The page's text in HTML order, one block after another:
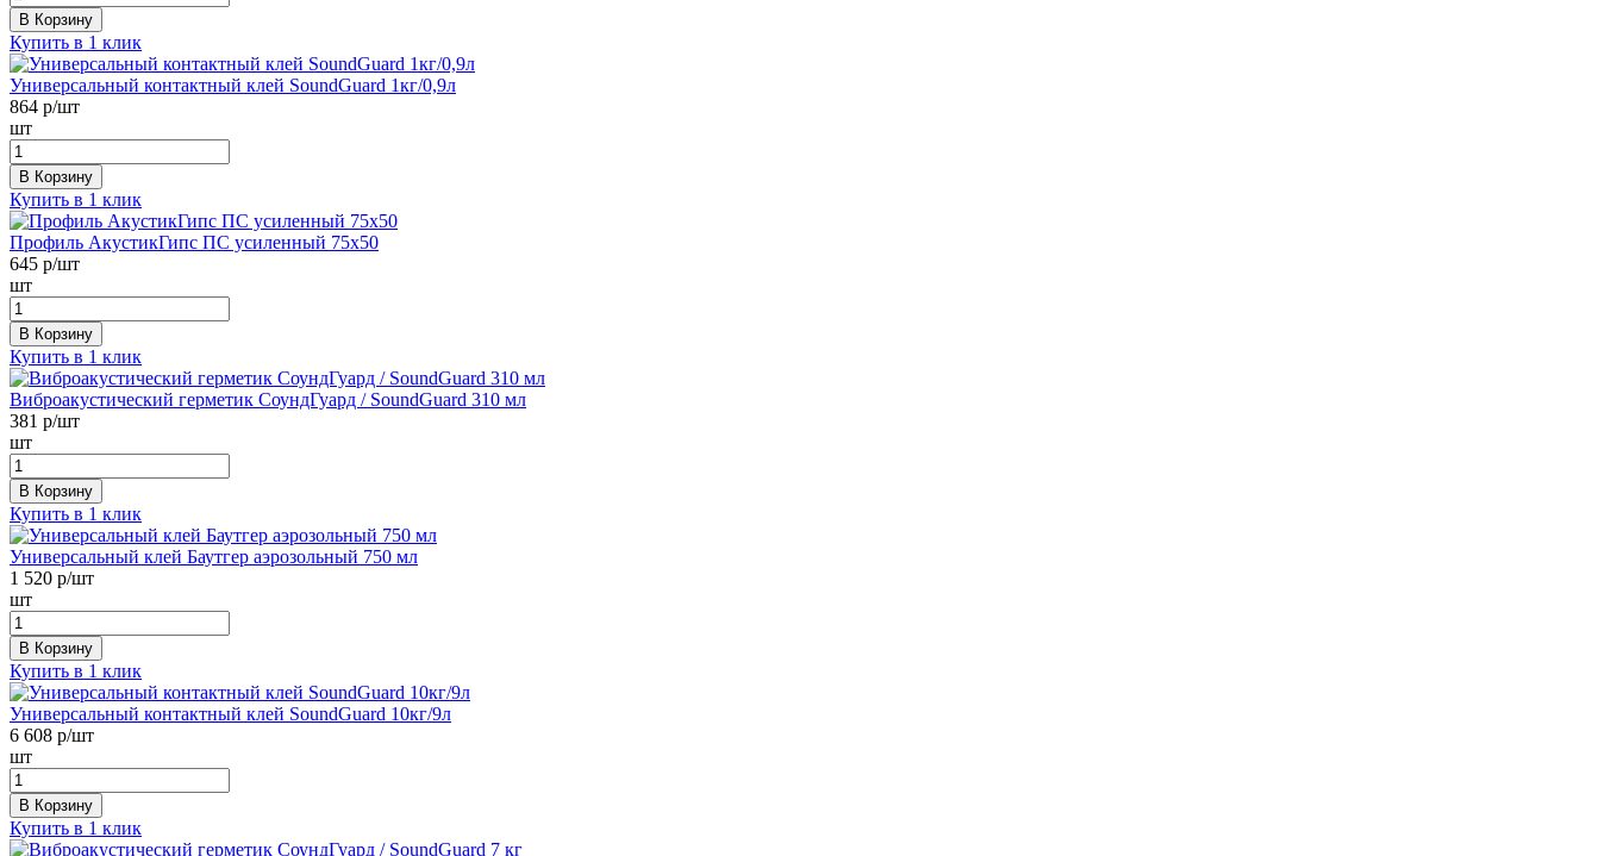
В Корзину
Купить в 1 клик
Универсальный контактный клей SoundGuard 1кг/0,9л
864 р/шт
шт
В Корзину
Купить в 1 клик
Профиль АкустикГипс ПС усиленный 75х50
645 р/шт
шт
В Корзину
Купить в 1 клик
Виброакустический герметик СоундГуард / SoundGuard 310 мл
381 р/шт
шт
В Корзину
Купить в 1 клик
Универсальный клей Баутгер аэрозольный 750 мл
1 520 р/шт
шт
В Корзину
Купить в 1 клик
Универсальный контактный клей SoundGuard 10кг/9л
6 608 р/шт
шт
В Корзину
Купить в 1 клик